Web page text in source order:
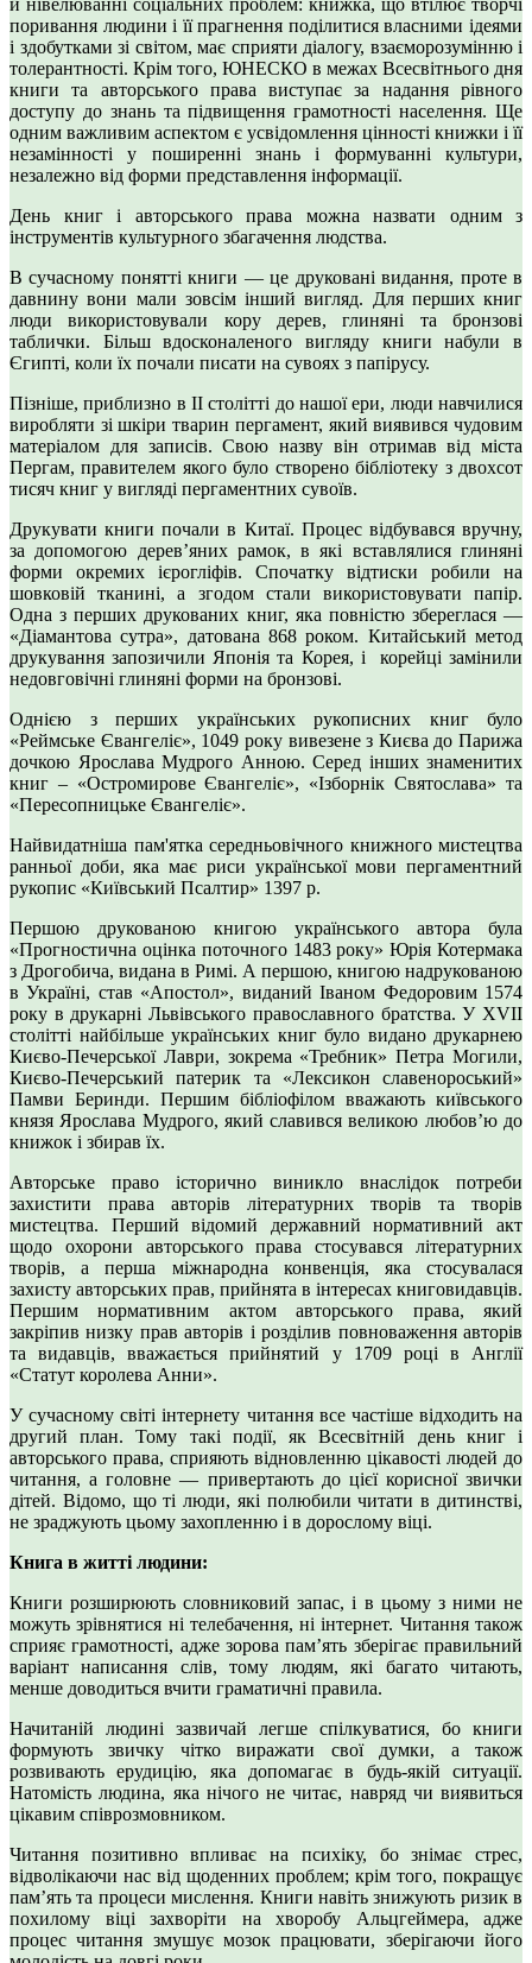
й нівелюванні соціальних проблем: книжка, що втілює творчі
поривання людини і її прагнення поділитися власними ідеями
і здобутками зі світом, має сприяти діалогу, взаєморозумінню і
толерантності. Крім того, ЮНЕСКО в межах Всесвітнього дня
книги та авторського права виступає за надання рівного
доступу до знань та підвищення грамотності населення. Ще
одним важливим аспектом є усвідомлення цінності книжки і її
незамінності у поширенні знань і формуванні культури,
незалежно від форми представлення інформації.
День книг і авторського права можна назвати одним з
інструментів культурного збагачення людства.
В сучасному понятті книги — це друковані видання, проте в
давнину вони мали зовсім інший вигляд. Для перших книг
люди використовували кору дерев, глиняні та бронзові
таблички. Більш вдосконаленого вигляду книги набули в
Єгипті, коли їх почали писати на сувоях з папірусу.
Пізніше, приблизно в ІІ столітті до нашої ери, люди навчилися
виробляти зі шкіри тварин пергамент, який виявився чудовим
матеріалом для записів. Свою назву він отримав від міста
Пергам, правителем якого було створено бібліотеку з двохсот
тисяч книг у вигляді пергаментних сувоїв.
Друкувати книги почали в Китаї. Процес відбувався вручну,
за допомогою дерев’яних рамок, в які вставлялися глиняні
форми окремих ієрогліфів. Спочатку відтиски робили на
шовковій тканині, а згодом стали використовувати папір.
Одна з перших друкованих книг, яка повністю збереглася —
«Діамантова сутра», датована 868 роком. Китайський метод
друкування запозичили Японія та Корея, і корейці замінили
недовговічні глиняні форми на бронзові.
Однією з перших українських рукописних книг було
«Реймське Євангеліє», 1049 року вивезене з Києва до Парижа
дочкою Ярослава Мудрого Анною. Серед інших знаменитих
книг – «Остромирове Євангеліє», «Ізборнік Святослава» та
«Пересопницьке Євангеліє».
Найвидатніша пам'ятка середньовічного книжного мистецтва
ранньої доби, яка має риси української мови пергаментний
рукопис «Київський Псалтир» 1397 р.
Першою друкованою книгою українського автора була
«Прогностична оцінка поточного 1483 року» Юрія Котермака
з Дрогобича, видана в Римі. А першою, книгою надрукованою
в Україні, став «Апостол», виданий Іваном Федоровим 1574
року в друкарні Львівського православного братства. У XVII
столітті найбільше українських книг було видано друкарнею
Києво-Печерської Лаври, зокрема «Требник» Петра Могили,
Києво-Печерський патерик та «Лексикон славенороський»
Памви Беринди. Першим бібліофілом вважають київського
князя Ярослава Мудрого, який славився великою любов’ю до
книжок і збирав їх.
Авторське право історично виникло внаслідок потреби
захистити права авторів літературних творів та творів
мистецтва. Перший відомий державний нормативний акт
щодо охорони авторського права стосувався літературних
творів, а перша міжнародна конвенція, яка стосувалася
захисту авторських прав, прийнята в інтересах книговидавців.
Першим нормативним актом авторського права, який
закріпив низку прав авторів і розділив повноваження авторів
та видавців, вважається прийнятий у 1709 році в Англії
«Статут королева Анни».
У сучасному світі інтернету читання все частіше відходить на
другий план. Тому такі події, як Всесвітній день книг і
авторського права, сприяють відновленню цікавості людей до
читання, а головне — привертають до цієї корисної звички
дітей. Відомо, що ті люди, які полюбили читати в дитинстві,
не зраджують цьому захопленню і в дорослому віці.
Книга в житті людини:
Книги розширюють словниковий запас, і в цьому з ними не
можуть зрівнятися ні телебачення, ні інтернет. Читання також
сприяє грамотності, адже зорова пам’ять зберігає правильний
варіант написання слів, тому людям, які багато читають,
менше доводиться вчити граматичні правила.
Начитаній людині зазвичай легше спілкуватися, бо книги
формують звичку чітко виражати свої думки, а також
розвивають ерудицію, яка допомагає в будь-якій ситуації.
Натомість людина, яка нічого не читає, навряд чи виявиться
цікавим співрозмовником.
Читання позитивно впливає на психіку, бо знімає стрес,
відволікаючи нас від щоденних проблем; крім того, покращує
пам’ять та процеси мислення. Книги навіть знижують ризик в
похилому віці захворіти на хворобу Альцгеймера, адже
процес читання змушує мозок працювати, зберігаючи його